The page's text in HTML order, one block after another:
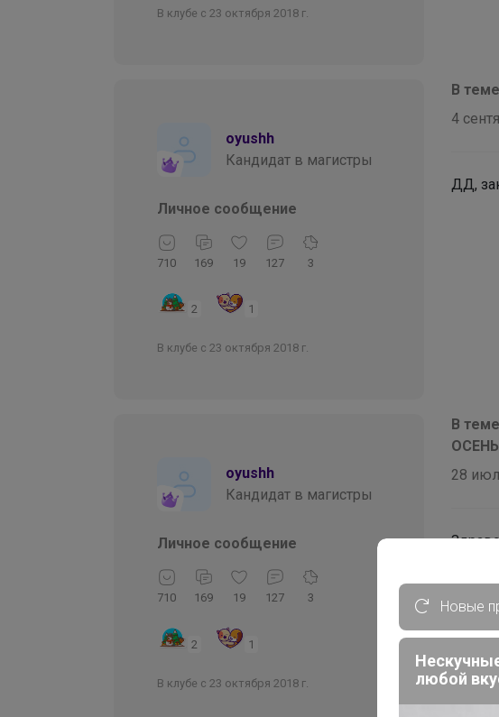
В клубе с 23 октября 2018 г.
oyushh
Кандидат в магистры
Личное сообщение
710 169 19 127 3
2 1
В клубе с 23 октября 2018 г.
В
4
ДД,
oyushh
Кандидат в магистры
Личное сообщение
710 169 19 127 3
2 1
В клубе с 23 октября 2018 г.
В
28
Новые
любой